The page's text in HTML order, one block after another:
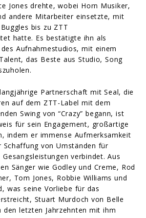
Jones drehte, wobei Horn Musiker,
andere Mitarbeiter einsetzte, mit
bis zu ZTT
hatte. Es bestätigte ihn als
Aufnahmestudios, mit einem
das Beste aus Studio, Song
Partnerschaft mit Seal, die
auf dem ZTT-Label mit dem
Swing von “Crazy” begann, ist
für sein Engagement, großartige
indem er immense Aufmerksamkeit
von Umständen für
verbindet. Aus
Sänger wie Godley und Creme, Rod
Tom Jones, Robbie Williams und
was seine Vorliebe für das
Stuart Murdoch von Belle
den letzten Jahrzehnten mit ihm